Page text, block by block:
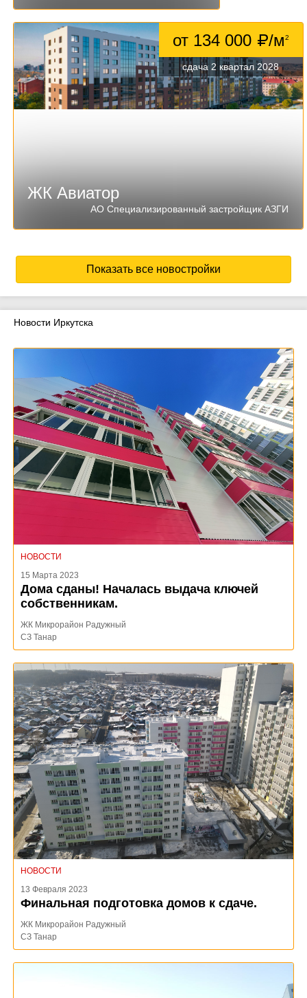
от 134 000 /м2
сдача 2 квартал 2028
ЖК Авиатор
АО Специализированный застройщик АЗГИ
Показать все новостройки
Новости Иркутска
НОВОСТИ
15 Марта 2023
Дома сданы! Началась выдача ключей
собственникам.
ЖК Микрорайон Радужный
СЗ Танар
НОВОСТИ
13 Февраля 2023
Финальная подготовка домов к сдаче.
ЖК Микрорайон Радужный
СЗ Танар